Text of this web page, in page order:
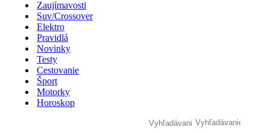
Zaujímavosti
Suv/Crossover
Elektro
Pravidlá
Novinky
Testy
Cestovanie
Šport
Motorky
Horoskop